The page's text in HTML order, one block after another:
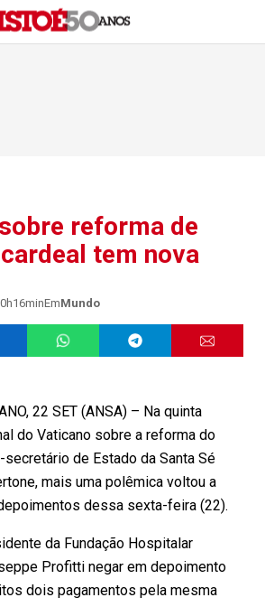
reforma de
tem nova
EmMundo
22 SET (ANSA) – Na quinta
do Vaticano sobre a reforma do
de Estado da Santa Sé
mais uma polêmica voltou a
dessa sexta-feira (22).
da Fundação Hospitalar
Profitti negar em depoimento
dois pagamentos pela mesma